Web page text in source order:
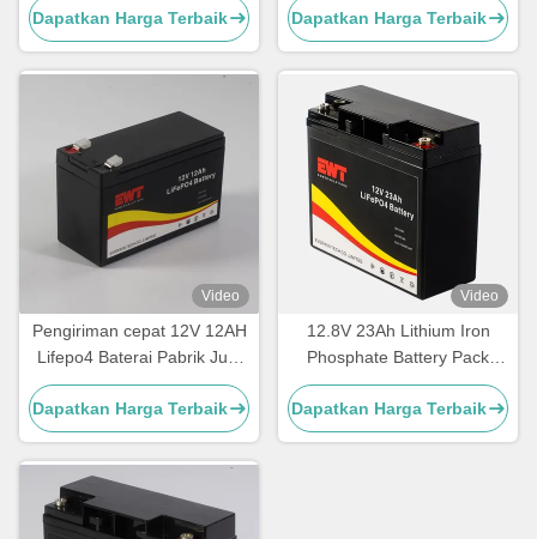
Battery Pack
Dapatkan Harga Terbaik
Phosphate untuk sepeda
listrik
Dapatkan Harga Terbaik
Video
Pengiriman cepat 12V 12AH
Lifepo4 Baterai Pabrik Jual
langsung
Dapatkan Harga Terbaik
Video
12.8V 23Ah Lithium Iron
Phosphate Battery Pack
Untuk Forklift Listrik
Dapatkan Harga Terbaik